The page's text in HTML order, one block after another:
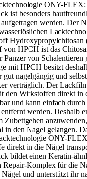
ONY-FLEX:
ist besonders
werden. Der
Hydroxypropyl­chitosan
von HPCH ist das
Panzer von
mit HPCH besitzt
gut nagelgängig und
verträglich. Der
den Wirkstoffen direkt in
und kann einfach durch
werden. Deshalb
Zubettgehen
in den Nagel gelangen.
ONY-
direkt in die Nägel
bildet einen Keratin-
Repair-Komplex für die
und unterstützt ihr